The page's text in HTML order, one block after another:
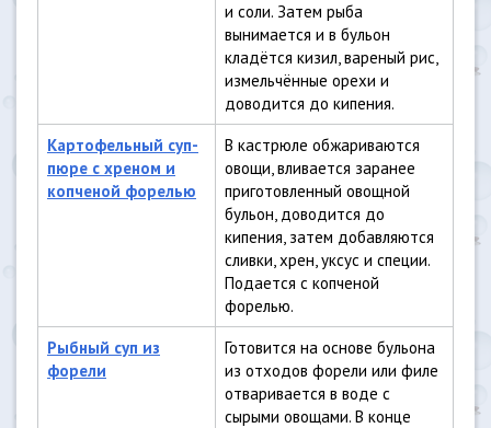
и соли. Затем рыба
вынимается и в бульон
кладётся кизил, вареный рис,
измельчённые орехи и
доводится до кипения.
Картофельный суп-
пюре с хреном и
копченой форелью
В кастрюле обжариваются
овощи, вливается заранее
приготовленный овощной
бульон, доводится до
кипения, затем добавляются
сливки, хрен, уксус и специи.
Подается с копченой
форелью.
Рыбный суп из
форели
Готовится на основе бульона
из отходов форели или филе
отваривается в воде с
сырыми овощами. В конце